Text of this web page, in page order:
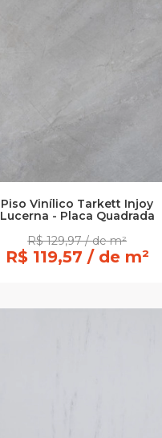
Piso Vinílico Tarkett Injoy
Lucerna - Placa Quadrada
R$ 129,97 / de m²
R$ 119,57 / de m²